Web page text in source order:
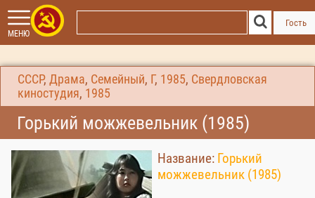
МЕНЮ
Гость
СССР, Драма, Семейный, Г, 1985, Свердловская
киностудия, 1985
Горький можжевельник (1985)
Название: Горький
можжевельник (1985)